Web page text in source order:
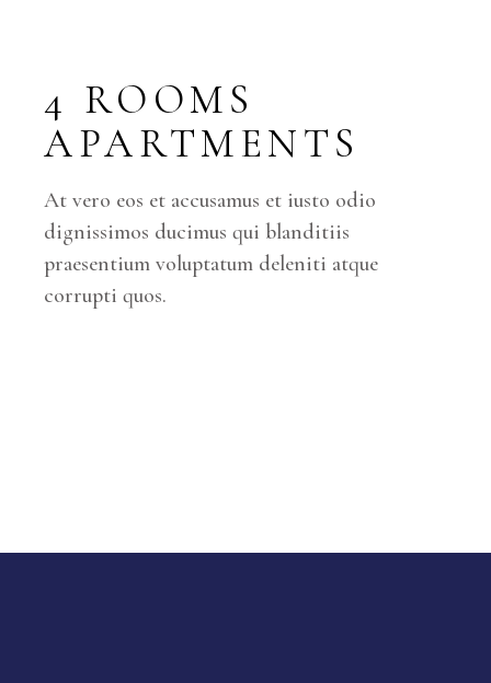
4 ROOMS
APARTMENTS
At vero eos et accusamus et iusto odio
dignissimos ducimus qui blanditiis
praesentium voluptatum deleniti atque
corrupti quos.